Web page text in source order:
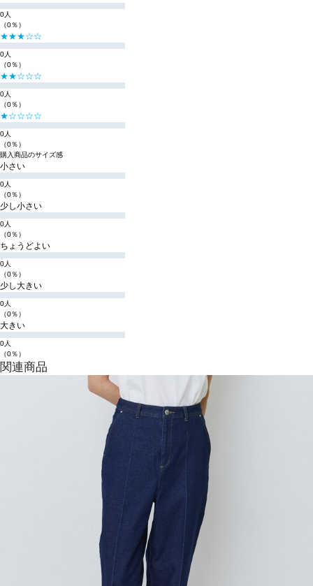
0人
（0％）
★★★☆☆
0人
（0％）
★★☆☆☆
0人
（0％）
★☆☆☆☆
0人
（0％）
購入商品のサイズ感
小さい
0人
（0％）
少し小さい
0人
（0％）
ちょうどよい
0人
（0％）
少し大きい
0人
（0％）
大きい
0人
（0％）
関連商品